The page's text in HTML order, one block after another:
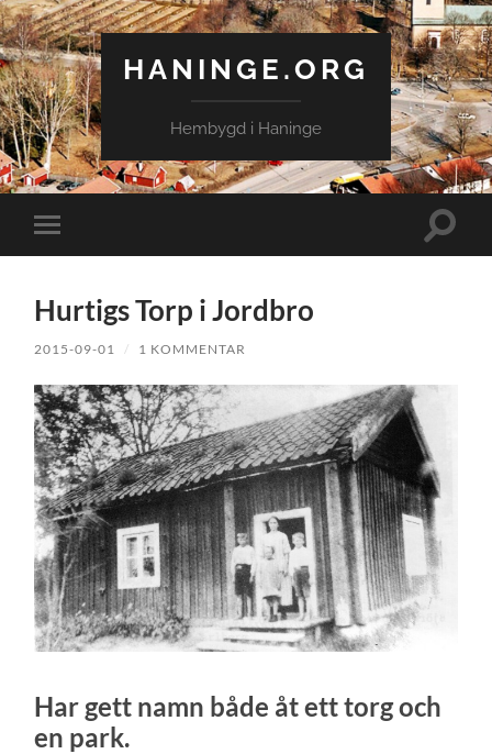
HANINGE.ORG
Hembygd i Haninge
Slå
på/av
Slå
Hurtigs Torp i Jordbro
2015-09-01 / 1 KOMMENTAR
Har gett namn både åt ett torg och
en park.